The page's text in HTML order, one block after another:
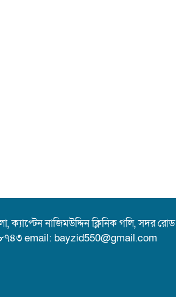
নাজিমউদ্দিন ক্লিনিক গলি, সদর রোড
email: bayzid550@gmail.com